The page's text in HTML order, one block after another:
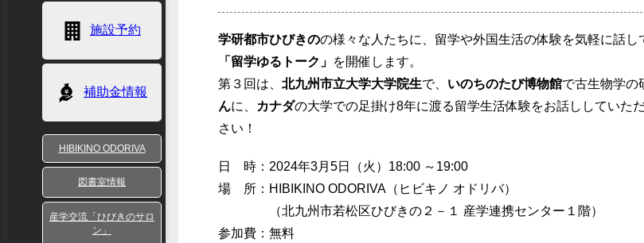
施設予約
補助金情報
HIBIKINO ODORIVA
図書室情報
産学交流「ひびきのサロ
ン」
学研都市ひびきのの様々な人たちに、留学や外国生活の体験を気軽に話
「留学ゆるトーク」 を開催します。
第３回は、 北九州市立大学大学院生で、 いのちのたび博物館で古生物学の
んに、 カナダの大学での足掛け8年に渡る留学生活体験をお話ししていた
さい！
日 時：2024年3月5日（火）18:00 ～19:00
場 所：HIBIKINO ODORIVA（ヒビキノ オドリバ）
（北九州市若松区ひびきの２－１ 産学連携センター１階）
参加費：無料